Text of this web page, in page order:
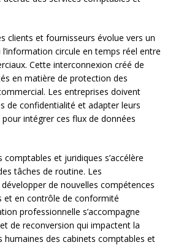
clients et fournisseurs évolue vers un
circule en temps réel entre
Cette interconnexion créé de
en matière de protection des
Les entreprises doivent
de confidentialité et adapter leurs
intégrer ces flux de données
comptables et juridiques s’accélère
tâches de routine. Les
de nouvelles compétences
et en contrôle de conformité
professionnelle s’accompagne
de reconversion qui impactent la
humaines des cabinets comptables et